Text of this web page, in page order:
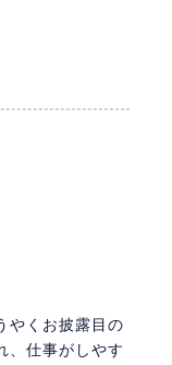
やくお披露目の
、仕事がしやす